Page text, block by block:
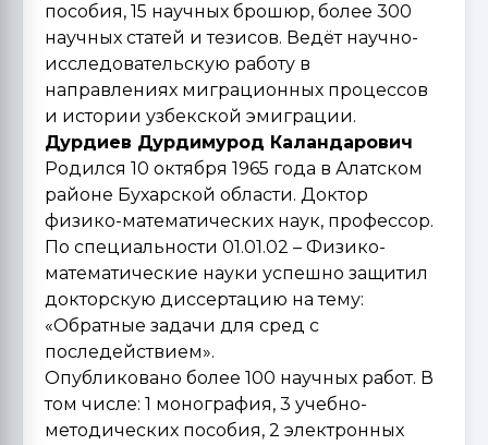
пособия, 15 научных брошюр, более 300
научных статей и тезисов. Ведёт научно-
исследовательскую работу в
направлениях миграционных процессов
и истории узбекской эмиграции.
Дурдиев Дурдимурод Каландарович
Родился 10 октября 1965 года в Алатском
районе Бухарской области. Доктор
физико-математических наук, профессор.
По специальности 01.01.02 – Физико-
математические науки успешно защитил
докторскую диссертацию на тему:
«Обратные задачи для сред с
последействием».
Опубликовано более 100 научных работ. В
том числе: 1 монография, 3 учебно-
методических пособия, 2 электронных